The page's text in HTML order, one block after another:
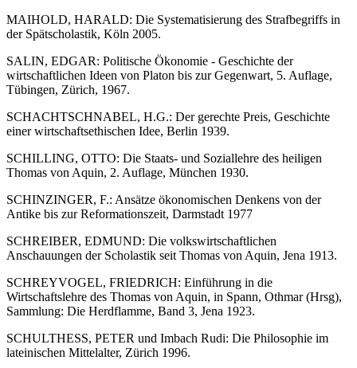
MAIHOLD, HARALD: Die Systematisierung des Strafbegriffs in
der Spätscholastik, Köln 2005.
SALIN, EDGAR: Politische Ökonomie - Geschichte der
wirtschaftlichen Ideen von Platon bis zur Gegenwart, 5. Auflage,
Tübingen, Zürich, 1967.
SCHACHTSCHNABEL, H.G.: Der gerechte Preis, Geschichte
einer wirtschaftsethischen Idee, Berlin 1939.
SCHILLING, OTTO: Die Staats- und Soziallehre des heiligen
Thomas von Aquin, 2. Auflage, München 1930.
SCHINZINGER, F.: Ansätze ökonomischen Denkens von der
Antike bis zur Reformationszeit, Darmstadt 1977
SCHREIBER, EDMUND: Die volkswirtschaftlichen
Anschauungen der Scholastik seit Thomas von Aquin, Jena 1913.
SCHREYVOGEL, FRIEDRICH: Einführung in die
Wirtschaftslehre des Thomas von Aquin, in Spann, Othmar (Hrsg),
Sammlung: Die Herdflamme, Band 3, Jena 1923.
SCHULTHESS, PETER und Imbach Rudi: Die Philosophie im
lateinischen Mittelalter, Zürich 1996.